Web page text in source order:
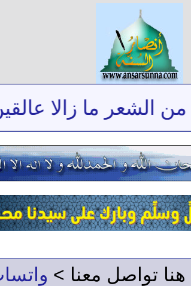
الشعر ما زالا
هنا تواصل معنا >